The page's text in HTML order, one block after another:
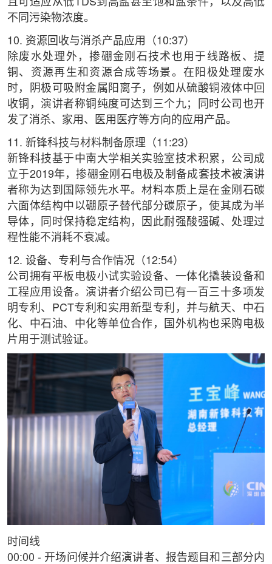
且可适应从低TDS到高盐甚至饱和盐条件，以及高低
不同污染物浓度。
10. 资源回收与消杀产品应用（10:37）
除废水处理外，掺硼金刚石技术也用于线路板、提
铜、资源再生和资源合成等场景。在阳极处理废水
时，阴极可吸附金属阳离子，例如从硫酸铜液体中回
收铜，演讲者称铜纯度可达到三个九；同时公司也开
发了消杀、家用、医用医疗等方向的应用产品。
11. 新锋科技与材料制备原理（11:23）
新锋科技基于中南大学相关实验室技术积累，公司成
立于2019年，掺硼金刚石电极及制备成套技术被演讲
者称为达到国际领先水平。材料本质上是在金刚石碳
六面体结构中以硼原子替代部分碳原子，使其成为半
导体，同时保持稳定结构，因此耐强酸强碱、处理过
程性能不消耗不衰减。
12. 设备、专利与合作情况（12:54）
公司拥有平板电极小试实验设备、一体化撬装设备和
工程应用设备。演讲者介绍公司已有一百三十多项发
明专利、PCT专利和实用新型专利，并与航天、中石
化、中石油、中化等单位合作，国外机构也采购电极
片用于测试验证。
时间线
00:00 - 开场问候并介绍演讲者、报告题目和三部分内